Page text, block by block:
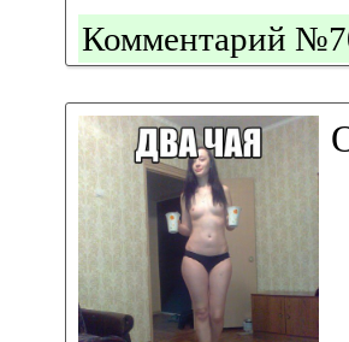
Комментарий